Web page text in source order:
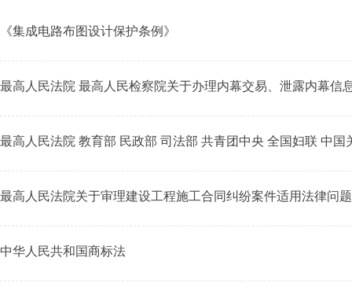
《集成电路布图设计保护条例》
最高人民法院 最高人民检察院关于办理内幕交易、泄露内幕信
最高人民法院 教育部 民政部 司法部 共青团中央 全国妇联 中
最高人民法院关于审理建设工程施工合同纠纷案件适用法律问
中华人民共和国商标法